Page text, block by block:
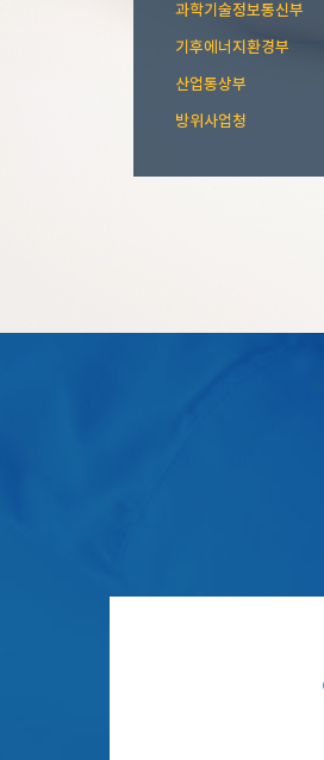
과학기술정보통신부
기후에너지환경부
산업통상부
방위사업청